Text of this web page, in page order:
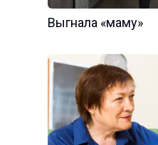
Выгнала «маму»